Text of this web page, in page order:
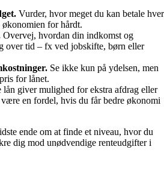
Vurder, hvor meget du kan betale hver
økonomien for hårdt.
Overvej, hvordan din indkomst og
over tid – fx ved jobskifte, børn eller
Se ikke kun på ydelsen, men
for lånet.
lån giver mulighed for ekstra afdrag eller
en fordel, hvis du får bedre økonomi
ende om at finde et niveau, hvor du
dig mod unødvendige renteudgifter i